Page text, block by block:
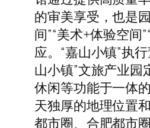
的审美享受，也是
间”“美术+体验空
应。“嘉山小镇”执
山小镇”文旅产业
休闲等功能于一体
天独厚的地理位置
都市圈、合肥都市